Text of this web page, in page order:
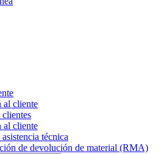
al cliente
clientes
al cliente
técnica
de devolución de material (RMA)